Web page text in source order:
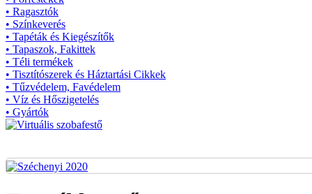
• Ragasztók
• Színkeverés
• Tapéták és Kiegészítők
• Tapaszok, Fakittek
• Téli termékek
• Tisztítószerek és Háztartási Cikkek
• Tűzvédelem, Favédelem
• Víz és Hőszigetelés
• Gyártók